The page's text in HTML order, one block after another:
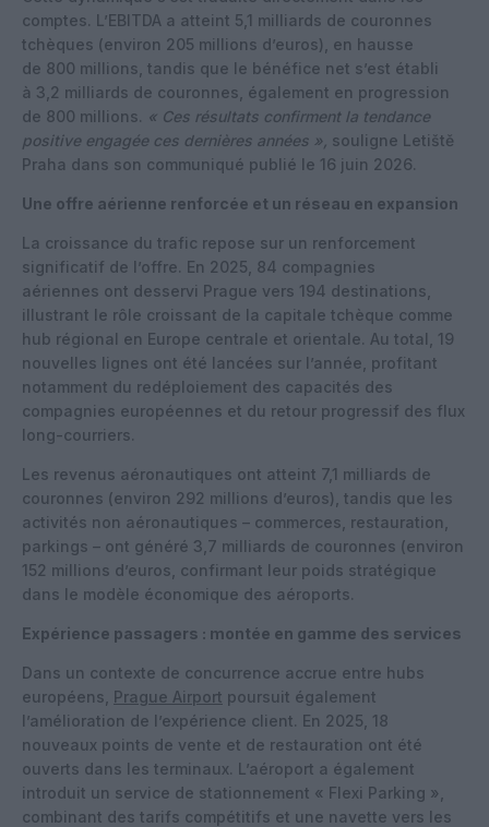
comptes. L’EBITDA a atteint 5,1 milliards de couronnes
tchèques (environ 205 millions d’euros), en hausse
de 800 millions, tandis que le bénéfice net s’est établi
à 3,2 milliards de couronnes, également en progression
de 800 millions. « Ces résultats confirment la tendance
positive engagée ces dernières années », souligne Letiště
Praha dans son communiqué publié le 16 juin 2026.
Une offre aérienne renforcée et un réseau en expansion
La croissance du trafic repose sur un renforcement
significatif de l’offre. En 2025, 84 compagnies
aériennes ont desservi Prague vers 194 destinations,
illustrant le rôle croissant de la capitale tchèque comme
hub régional en Europe centrale et orientale. Au total, 19
nouvelles lignes ont été lancées sur l’année, profitant
notamment du redéploiement des capacités des
compagnies européennes et du retour progressif des flux
long-courriers.
Les revenus aéronautiques ont atteint 7,1 milliards de
couronnes (environ 292 millions d’euros), tandis que les
activités non aéronautiques – commerces, restauration,
parkings – ont généré 3,7 milliards de couronnes (environ
152 millions d’euros, confirmant leur poids stratégique
dans le modèle économique des aéroports.
Expérience passagers : montée en gamme des services
Dans un contexte de concurrence accrue entre hubs
européens, Prague Airport poursuit également
l’amélioration de l’expérience client. En 2025, 18
nouveaux points de vente et de restauration ont été
ouverts dans les terminaux. L’aéroport a également
introduit un service de stationnement « Flexi Parking »,
combinant des tarifs compétitifs et une navette vers les